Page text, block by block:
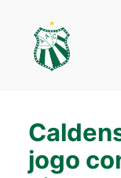
conteúdo
jogo